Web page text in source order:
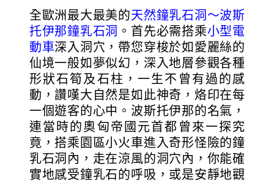
全歐洲最大最美的天然鐘乳石洞～波斯
托伊那鐘乳石洞 。首先必需搭乘小型電
動車深入洞穴，帶您穿梭於如愛麗絲的
仙境一般如夢似幻，深入地層參觀各種
形狀石筍及石柱，一生不曾有過的感
動，讚嘆大自然是如此神奇，烙印在每
一個遊客的心中。波斯托伊那的名氣，
連當時的奧匈帝國元首都曾來一探究
竟，搭乘園區小火車進入奇形怪險的鐘
乳石洞內，走在涼風的洞穴內，你能確
實地感受鐘乳石的呼吸，或是安靜地觀